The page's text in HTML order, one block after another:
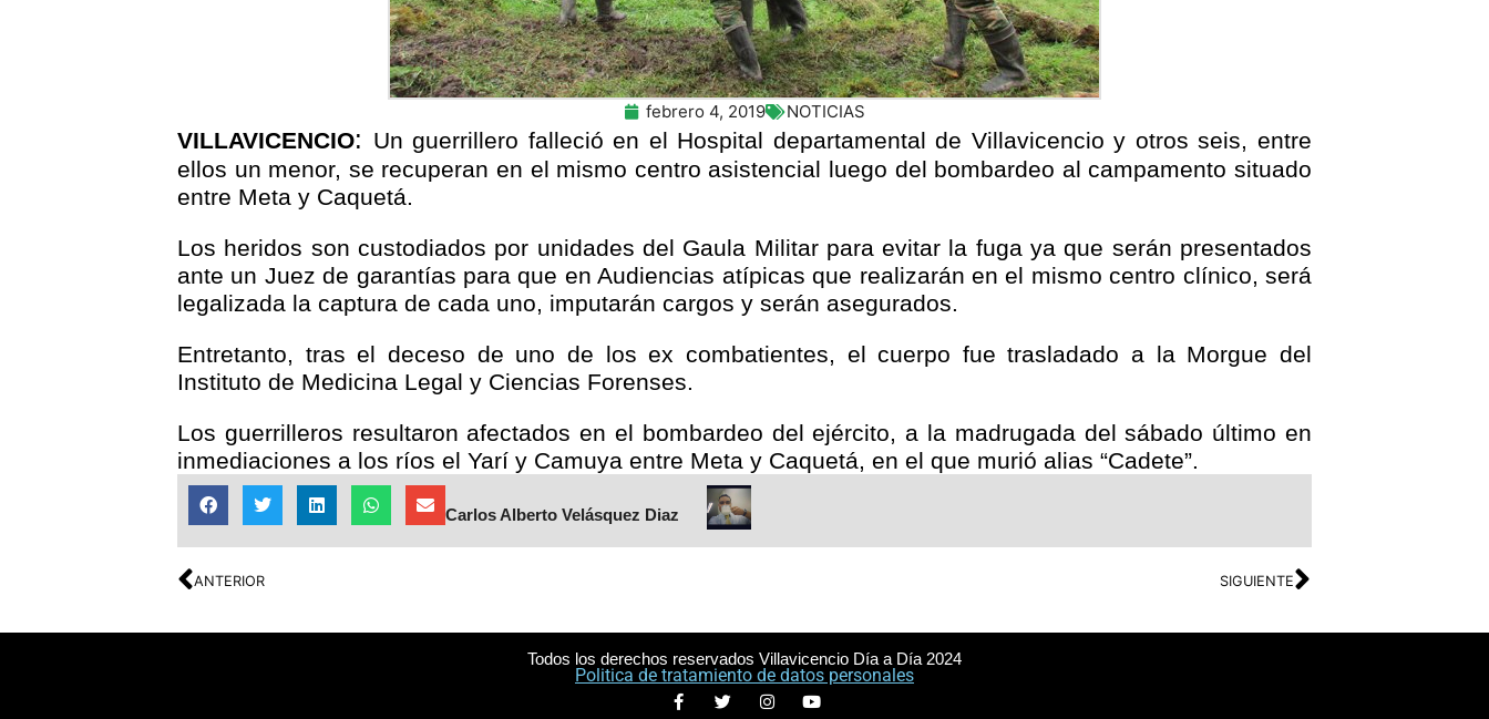
febrero 4, 2019 NOTICIAS
VILLAVICENCIO: Un guerrillero falleció en el Hospital departamental de Villavicencio y otros seis, entre
ellos un menor, se recuperan en el mismo centro asistencial luego del bombardeo al campamento situado
entre Meta y Caquetá.
Los heridos son custodiados por unidades del Gaula Militar para evitar la fuga ya que serán presentados
ante un Juez de garantías para que en Audiencias atípicas que realizarán en el mismo centro clínico, será
legalizada la captura de cada uno, imputarán cargos y serán asegurados.
Entretanto, tras el deceso de uno de los ex combatientes, el cuerpo fue trasladado a la Morgue del
Instituto de Medicina Legal y Ciencias Forenses.
Los guerrilleros resultaron afectados en el bombardeo del ejército, a la madrugada del sábado último en
inmediaciones a los ríos el Yarí y Camuya entre Meta y Caquetá, en el que murió alias “Cadete”.
Carlos Alberto Velásquez Diaz
ANTERIOR SIGUIENTE
Todos los derechos reservados Villavicencio Día a Día 2024
Politica de tratamiento de datos personales